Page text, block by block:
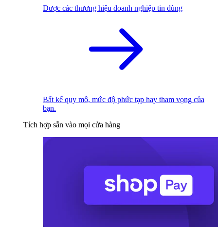
Được các thương hiệu doanh nghiệp tin dùng
Bất kể quy mô, mức độ phức tạp hay tham vọng của
bạn.
Tích hợp sẵn vào mọi cửa hàng